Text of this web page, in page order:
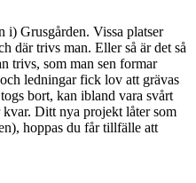
i) Grusgården. Vissa platser
där trivs man. Eller så är det så
trivs, som man sen formar
ledningar fick lov att grävas
bort, kan ibland vara svårt
kvar. Ditt nya projekt låter som
hoppas du får tillfälle att